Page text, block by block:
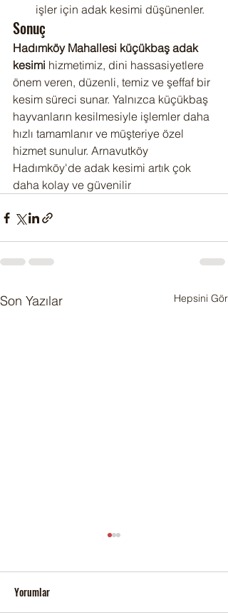
işler için adak kesimi düşünenler.
Sonuç
Hadımköy Mahallesi küçükbaş adak
kesimi hizmetimiz, dini hassasiyetlere
önem veren, düzenli, temiz ve şeffaf bir
kesim süreci sunar. Yalnızca küçükbaş
hayvanların kesilmesiyle işlemler daha
hızlı tamamlanır ve müşteriye özel
hizmet sunulur. Arnavutköy
Hadımköy'de adak kesimi artık çok
daha kolay ve güvenilir
Son Yazılar Hepsini Gör
Yorumlar